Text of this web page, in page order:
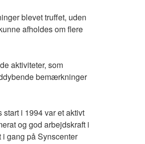
blevet truffet, uden
afholdes om flere
aktiviteter, som
bemærkninger
i 1994 var et aktivt
og god arbejdskraft i
gang på Synscenter